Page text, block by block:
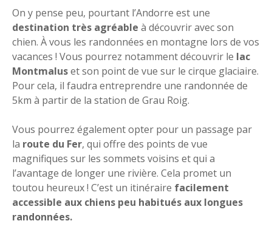
On y pense peu, pourtant l’Andorre est une
destination très agréable à découvrir avec son
chien. À vous les randonnées en montagne lors de vos
vacances ! Vous pourrez notamment découvrir le lac
Montmaluset son point de vue sur le cirque glaciaire.
Pour cela, il faudra entreprendre une randonnée de
5km à partir de la station de Grau Roig.
Vous pourrez également opter pour un passage par
la route du Fer, qui offre des points de vue
magnifiques sur les sommets voisins et qui a
l’avantage de longer une rivière. Cela promet un
toutou heureux ! C’est un itinéraire facilement
accessible aux chiens peu habitués aux longues
randonnées.